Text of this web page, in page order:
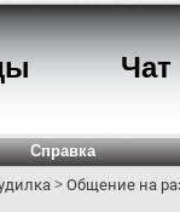
Чат
Справка
>Общение на